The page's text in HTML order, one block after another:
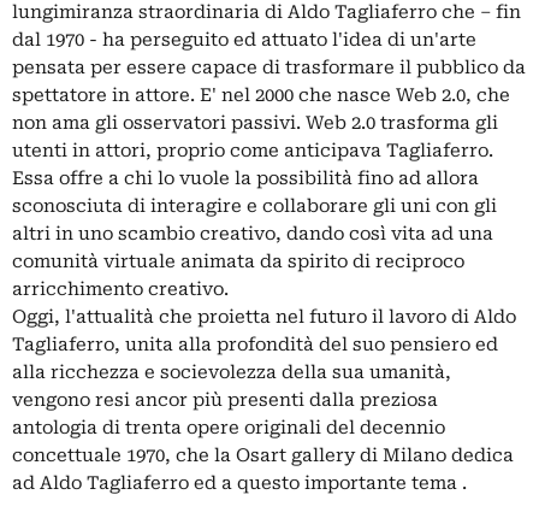
lungimiranza straordinaria di Aldo Tagliaferro che – fin
dal 1970 - ha perseguito ed attuato l'idea di un'arte
pensata per essere capace di trasformare il pubblico da
spettatore in attore. E' nel 2000 che nasce Web 2.0, che
non ama gli osservatori passivi. Web 2.0 trasforma gli
utenti in attori, proprio come anticipava Tagliaferro.
Essa offre a chi lo vuole la possibilità fino ad allora
sconosciuta di interagire e collaborare gli uni con gli
altri in uno scambio creativo, dando così vita ad una
comunità virtuale animata da spirito di reciproco
arricchimento creativo.
Oggi, l'attualità che proietta nel futuro il lavoro di Aldo
Tagliaferro, unita alla profondità del suo pensiero ed
alla ricchezza e socievolezza della sua umanità,
vengono resi ancor più presenti dalla preziosa
antologia di trenta opere originali del decennio
concettuale 1970, che la Osart gallery di Milano dedica
ad Aldo Tagliaferro ed a questo importante tema .